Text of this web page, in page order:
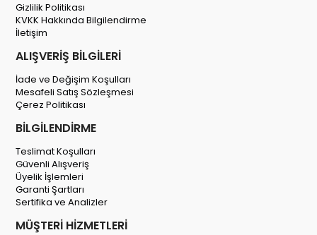
Gizlilik Politikası
KVKK Hakkında Bilgilendirme
İletişim
ALIŞVERİŞ BİLGİLERİ
İade ve Değişim Koşulları
Mesafeli Satış Sözleşmesi
Çerez Politikası
BİLGİLENDİRME
Teslimat Koşulları
Güvenli Alışveriş
Üyelik İşlemleri
Garanti Şartları
Sertifika ve Analizler
MÜŞTERİ HİZMETLERİ